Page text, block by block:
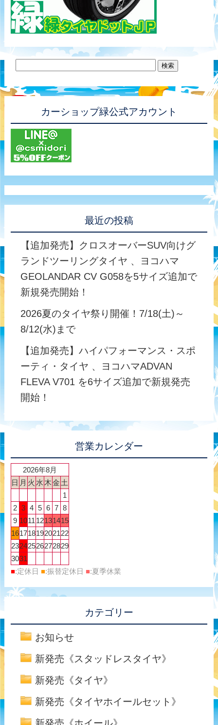
カーショップ緑公式アカウント
最近の投稿
【追加発売】クロスオーバーSUV向けグ
ランドツーリングタイヤ 、ヨコハマ
GEOLANDAR CV G058を5サイズ追加で
新規発売開始！
2026夏のタイヤ祭り開催！7/18(土)～
8/12(水)まで
【追加発売】ハイパフォーマンス・スポ
ーティ・タイヤ 、ヨコハマADVAN
FLEVA V701 を6サイズ追加で新規発売
開始！
営業カレンダー
2026年8月
日 月 火 水木金土
1
2 3 4 5 6 7 8
9 101112131415
16171819202122
23242526272829
3031
■:定休日 ■:振替定休日 ■:夏季休業
カテゴリー
お知らせ
新発売《スタッドレスタイヤ》
新発売《タイヤ》
新発売《タイヤホイールセット》